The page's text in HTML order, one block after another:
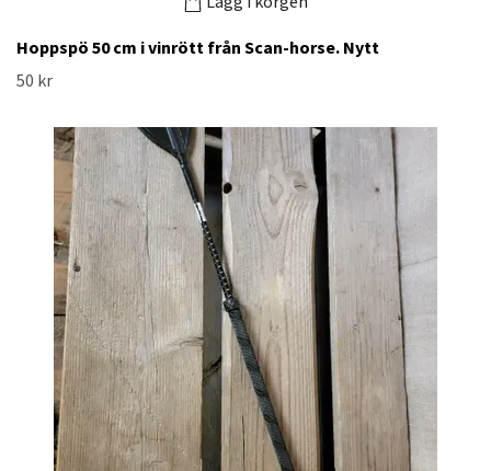
Hoppspö 50 cm i vinrött från Scan-horse. Nytt
50 kr